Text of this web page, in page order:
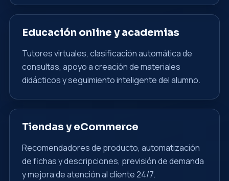
Educación online y academias
Tutores virtuales, clasificación automática de
consultas, apoyo a creación de materiales
didácticos y seguimiento inteligente del alumno.
Tiendas y eCommerce
Recomendadores de producto, automatización
de fichas y descripciones, previsión de demanda
y mejora de atención al cliente 24/7.